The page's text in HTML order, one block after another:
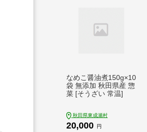
なめこ醤油煮150g×10
袋 無添加 秋田県産 惣
菜 [そうざい 常温]
秋田県東成瀬村
20,000 円